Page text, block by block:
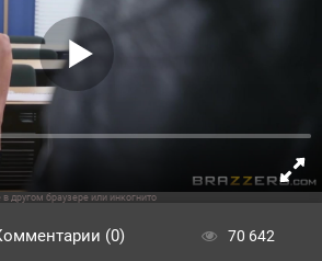
другом браузере или инкогнито
(0) 70 642